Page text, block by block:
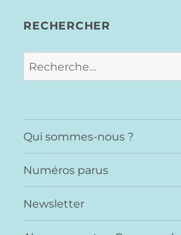
RECHERCHER
Recherche
pour :
Qui sommes-nous ?
Numéros parus
Newsletter